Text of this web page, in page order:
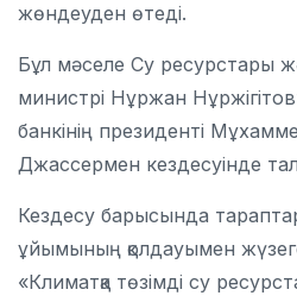
жөндеуден өтеді.
Бұл мәселе Су ресурстары
министрі Нұржан
банкінің президенті
Джассермен кездесуінде
Кездесу барысында тараптар
ұйымының қолдауымен
«Климатқа төзімді су